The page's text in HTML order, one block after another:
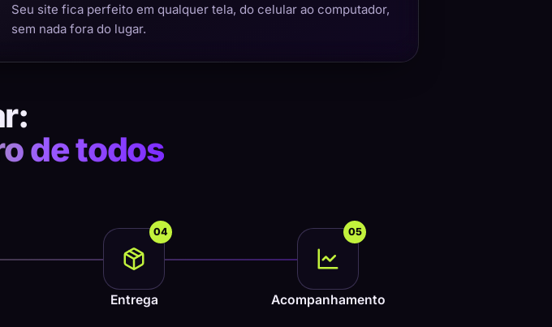
Seu site fica perfeito em qualquer tela, do celular ao computador,
sem nada fora do lugar.
de todos
04
Entrega
05
Acompanhamento